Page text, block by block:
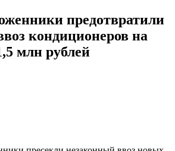
предотвратили
кондиционеров на
млн рублей